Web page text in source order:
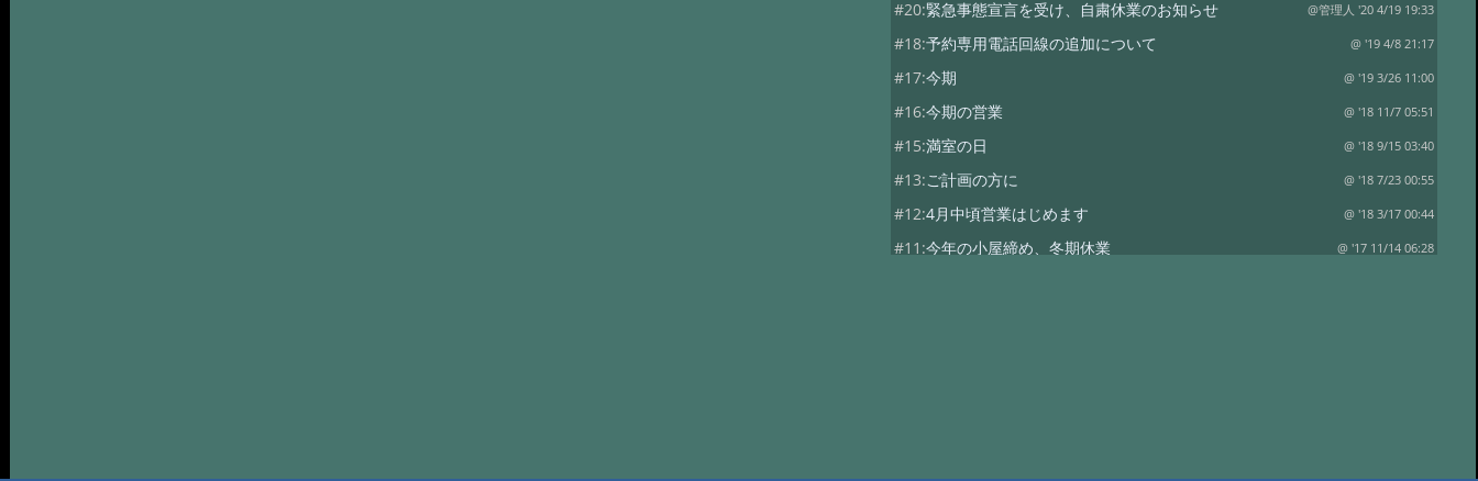
#20:緊急事態宣言を受け、自粛休業のお知らせ @管理人 '20 4/19 19:33
#18:予約専用電話回線の追加について @ '19 4/8 21:17
#17:今期 @ '19 3/26 11:00
#16:今期の営業 @ '18 11/7 05:51
#15:満室の日 @ '18 9/15 03:40
#13:ご計画の方に @ '18 7/23 00:55
#12:4月中頃営業はじめます @ '18 3/17 00:44
#11:今年の小屋締め、冬期休業 @ '17 11/14 06:28